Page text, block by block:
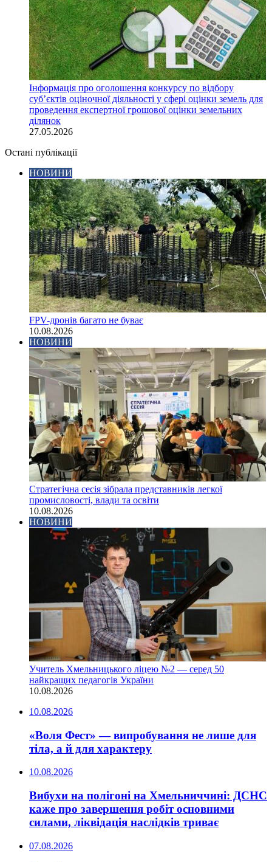
Інформація про оголошення конкурсу по відбору
суб’єктів оціночної діяльності у сфері оцінки земель для
проведення експертної грошової оцінки земельних
ділянок
27.05.2026
Остані публікації
НОВИНИ
FPV-дронів багато не буває
10.08.2026
НОВИНИ
Стратегічна сесія зібрала представників легкої
промисловості, влади та освіти
10.08.2026
НОВИНИ
Учитель Хмельницького ліцею №2 — серед 50
найкращих педагогів України
10.08.2026
10.08.2026
«Воля Фест» — випробування не лише для
тіла, а й для характеру
10.08.2026
Вибухи на полігоні на Хмельниччині: ДСНС
каже про завершення робіт основними
силами, ліквідація наслідків триває
07.08.2026